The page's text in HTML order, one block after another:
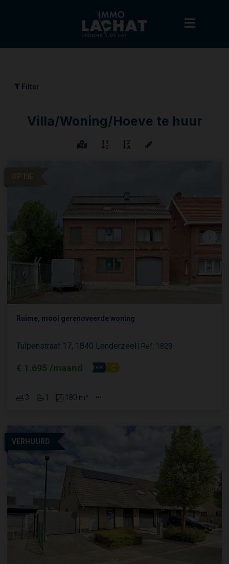
Filter
Villa/Woning/Hoeve te huur
Ruime, mooi gerenoveerde woning
Tulpenstraat 17, 1840 Londerzeel Ref: 1828
€ 1.695 /maand
3 1 180 m²
VERHUURD